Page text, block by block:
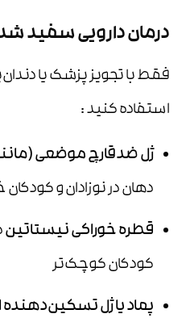
درمان دارویی سفید
فقط با تجویز پزشک یا
استفاده کنید :
ژل ضدقارچ موضعی
دهان در نوزادان و
قطره خوراکی نیستاتین
کودکان کوچک‌تر
پماد یا ژل تسکین‌دهنده